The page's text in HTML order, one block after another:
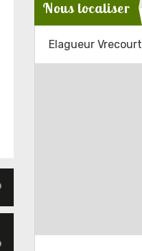
Nous localiser
Elagueur Vrecourt